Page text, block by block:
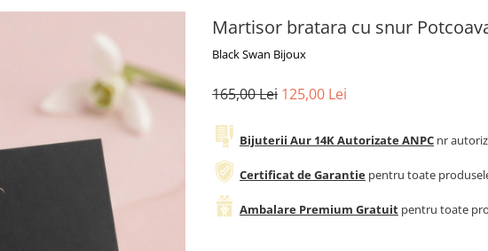
Martisor bratara cu snur
Black Swan Bijoux
165,00 Lei 125,00 Lei
Bijuterii Aur 14K Autorizate ANPC nr
Certificat de Garantie pentru toate
Ambalare Premium Gratuit pentru toate